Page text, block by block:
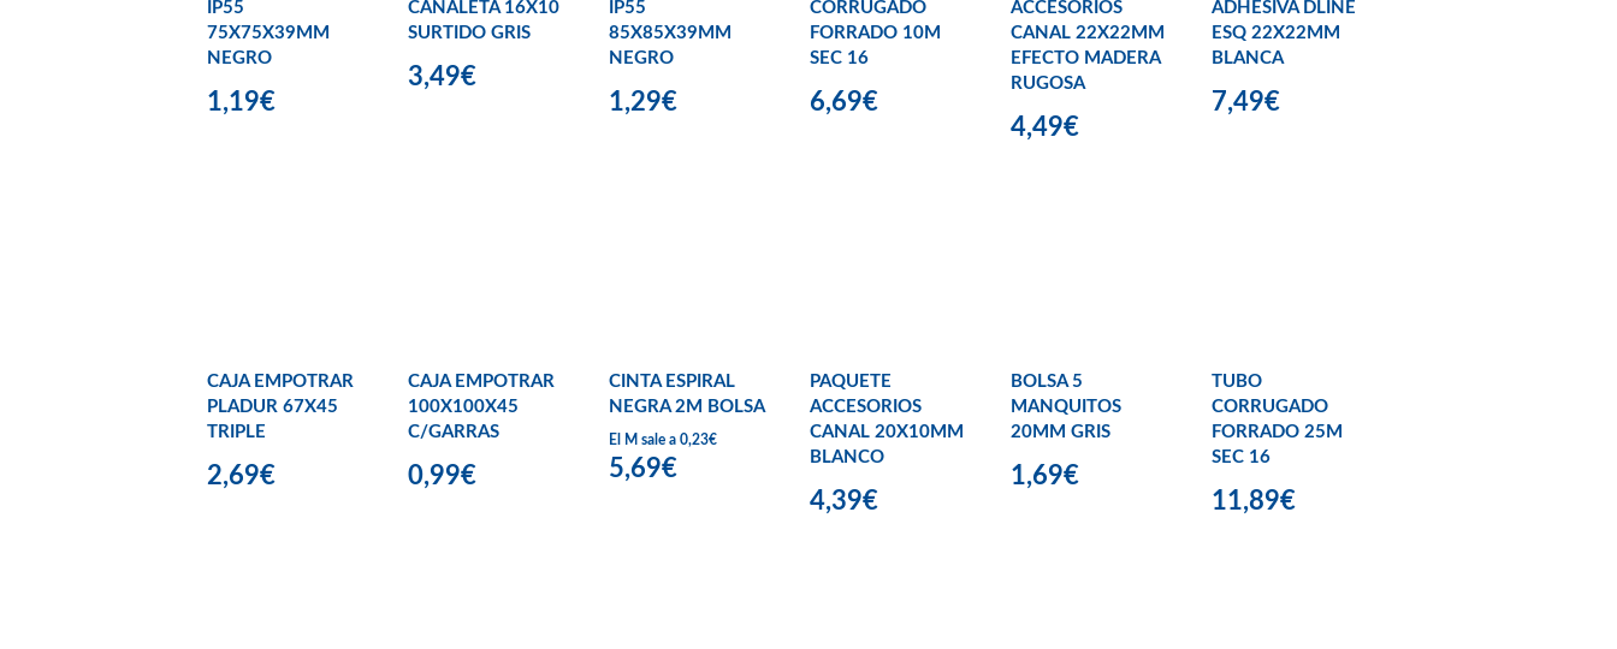
IP55
75X75X39MM
NEGRO
1,19€
CANALETA 16X10
SURTIDO GRIS
3,49€
IP55
85X85X39MM
NEGRO
1,29€
CORRUGADO
FORRADO 10M
SEC 16
6,69€
ACCESORIOS
CANAL 22X22MM
EFECTO MADERA
RUGOSA
4,49€
ADHESIVA DLINE
ESQ 22X22MM
BLANCA
7,49€
CAJA EMPOTRAR
PLADUR 67X45
TRIPLE
2,69€
CAJA EMPOTRAR
100X100X45
C/GARRAS
0,99€
CINTA ESPIRAL
NEGRA 2M BOLSA
El M sale a 0,23€
5,69€
PAQUETE
ACCESORIOS
CANAL 20X10MM
BLANCO
4,39€
BOLSA 5
MANQUITOS
20MM GRIS
1,69€
TUBO
CORRUGADO
FORRADO 25M
SEC 16
11,89€